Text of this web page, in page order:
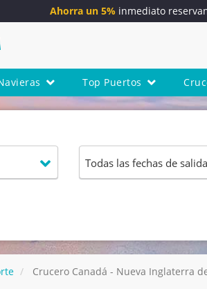
Ahorra un 5% inmediato
Top Puertos
Crucero Canadá - Nueva Inglaterra